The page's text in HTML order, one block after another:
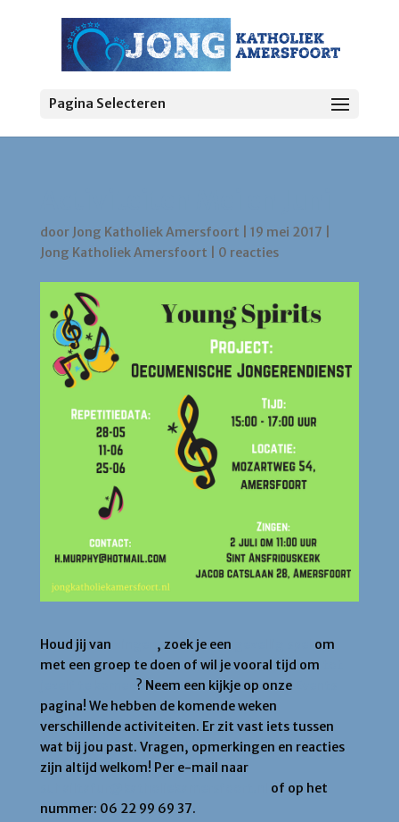
Pagina Selecteren
door Jong Katholiek Amersfoort 19 mei 2017
Jong Katholiek Amersfoort
0 reacties
Houd jij van , zoek je een
om
met een groep te doen of wil je vooral tijd om
? Neem een kijkje op onze
pagina! We hebben de komende weken
verschillende activiteiten. Er zit vast iets tussen
wat bij jou past. Vragen, opmerkingen en reacties
zijn altijd welkom! Per e-mail naar
of op het
nummer: 06 22 99 69 37.